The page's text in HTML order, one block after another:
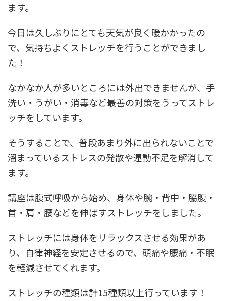
ます。
今日は久しぶりにとても天気が良く暖かかったの
で、気持ちよくストレッチを行うことができまし
た！
なかなか人が多いところには外出できませんが、手
洗い・うがい・消毒など最善の対策をうってストレ
ッチをしています。
そうすることで、普段あまり外に出られないことで
溜まっているストレスの発散や運動不足を解消して
ます。
講座は腹式呼吸から始め、身体や腕・背中・脇腹・
首・肩・腰などを伸ばすストレッチをしました。
ストレッチには身体をリラックスさせる効果があ
り、自律神経を安定させるので、頭痛や腰痛・不眠
を軽減させてくれます。
ストレッチの種類は計15種類以上行っています！